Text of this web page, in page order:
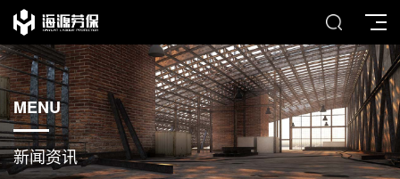
MENU
新闻资讯